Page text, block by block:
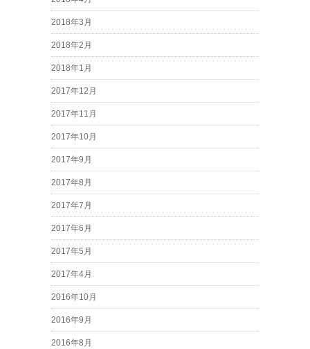
2018年3月
2018年2月
2018年1月
2017年12月
2017年11月
2017年10月
2017年9月
2017年8月
2017年7月
2017年6月
2017年5月
2017年4月
2016年10月
2016年9月
2016年8月